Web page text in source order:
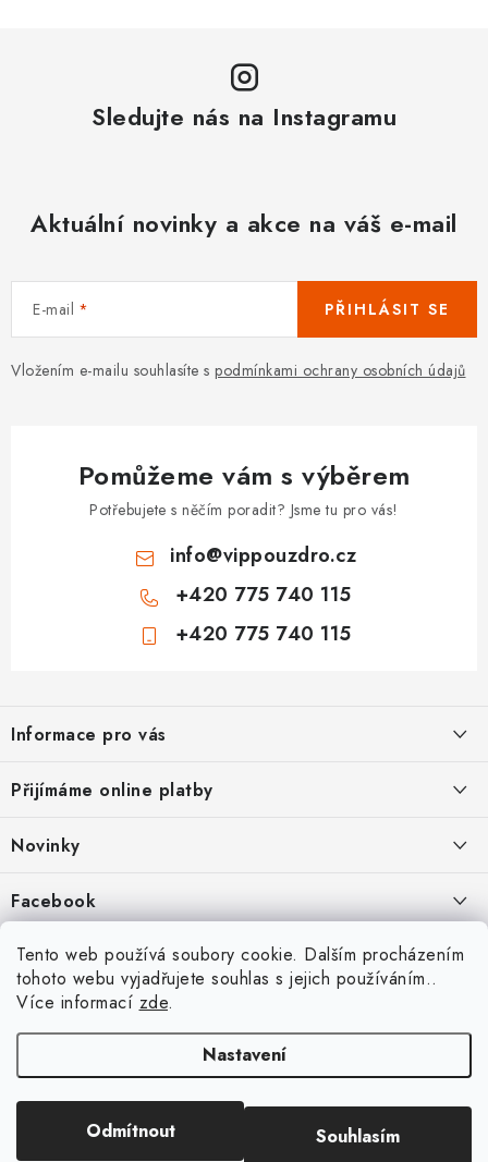
Tento web používá soubory cookie. Dalším procházením
tohoto webu vyjadřujete souhlas s jejich používáním..
Více informací zde.
Nastavení
Odmítnout Souhlasím
Sledujte nás na Instagramu
Aktuální novinky a akce na váš e-mail
E-mail
Vložením e-mailu souhlasíte s podmínkami ochrany osobních údajů
PŘIHLÁSIT SE
Pomůžeme vám s výběrem
Potřebujete s něčím poradit? Jsme tu pro vás!
info@vippouzdro.cz
+420 775 740 115
+420 775 740 115
p
a
Informace pro vás
Jak nakupovat
Ochrana osobních údajů
Hodnocení obchodu
Doprava a platba
Vrácení zboží a reklamace
Přijímáme online platby
Novinky
Kryty, pouzdra, obaly na mobil Apple iPhone.
11.9.2022
Nová skla pro vaši ochranu
22.8.2020
Designové kryty pro Xiaomi
Facebook
Heureka Recenze obchodu
. Všechna práva vyhrazena.
Upravit nastavení